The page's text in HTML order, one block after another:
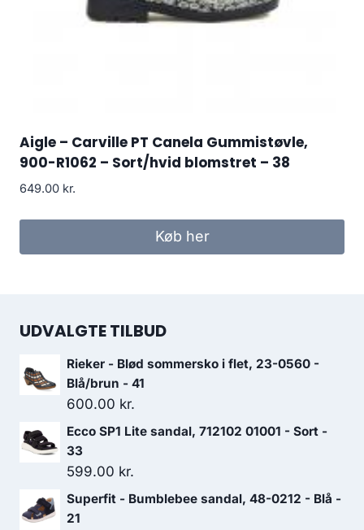
Aigle – Carville PT Canela Gummistøvle,
900-R1062 – Sort/hvid blomstret – 38
649.00 kr.
Køb her
UDVALGTE TILBUD
Rieker - Blød sommersko i flet, 23-0560 -
Blå/brun - 41
600.00 kr.
Ecco SP1 Lite sandal, 712102 01001 - Sort -
33
599.00 kr.
Superfit - Bumblebee sandal, 48-0212 - Blå -
21